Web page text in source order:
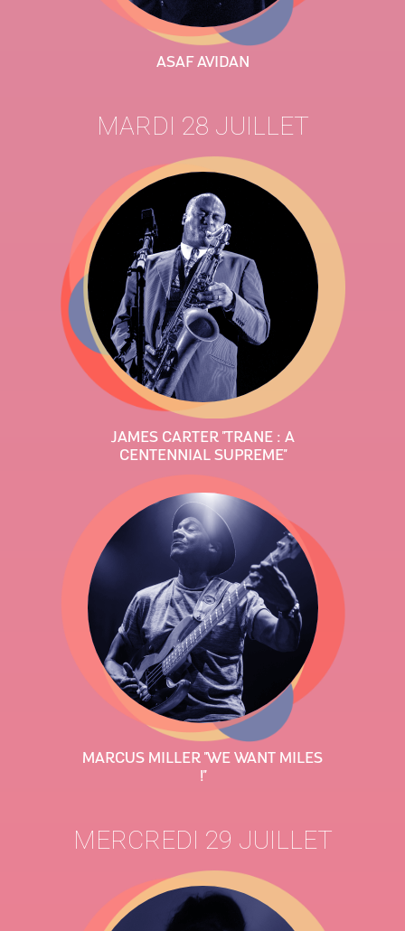
ASAF AVIDAN
MARDI 28 JUILLET
JAMES CARTER "TRANE : A
CENTENNIAL SUPREME"
MARCUS MILLER "WE WANT MILES
!"
MERCREDI 29 JUILLET